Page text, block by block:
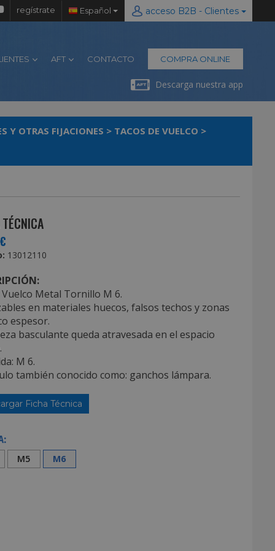
regístrate Español acceso B2B - Clientes
AFT CONTACTO COMPRA ONLINE
Descarga nuestra app
Y OTRAS FIJACIONES > TACOS DE VUELCO >
13012110
Vuelco Metal Tornillo M 6.
en materiales huecos, falsos techos y zonas
espesor.
basculante queda atravesada en el espacio
M 6.
también conocido como: ganchos lámpara.
Ficha Técnica
M5 M6